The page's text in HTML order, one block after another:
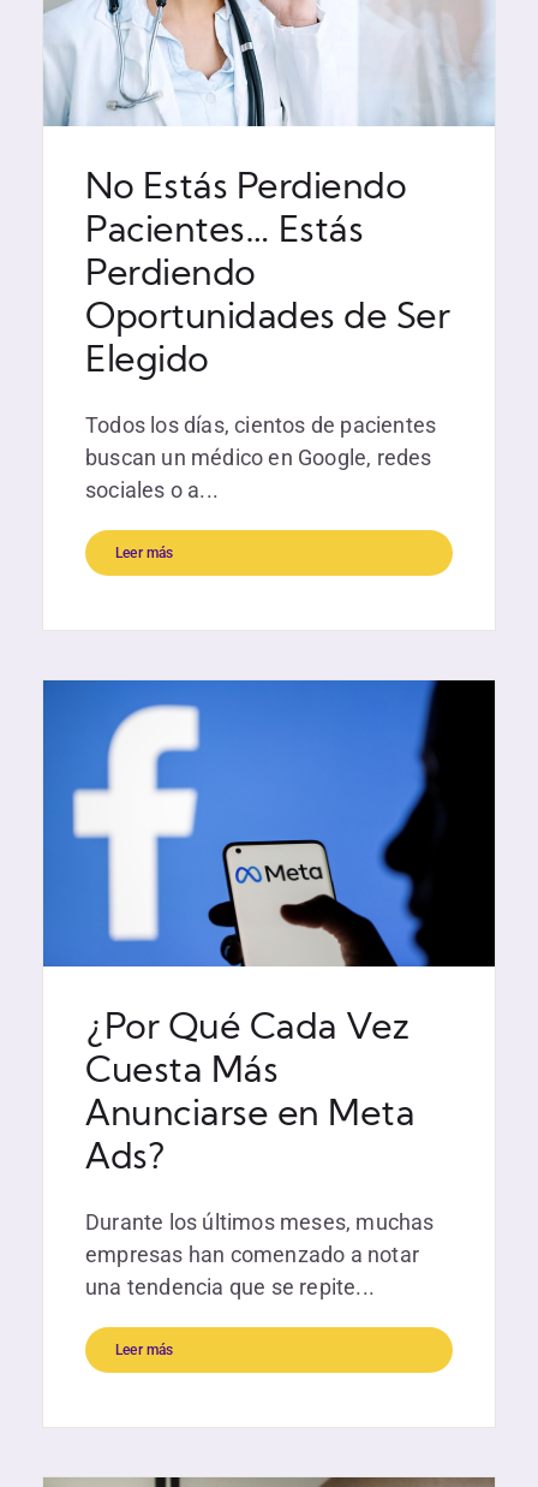
No Estás Perdiendo
Pacientes… Estás
Perdiendo
Oportunidades de Ser
Elegido
Todos los días, cientos de pacientes
buscan un médico en Google, redes
sociales o a...
Leer más
¿Por Qué Cada Vez
Cuesta Más
Anunciarse en Meta
Ads?
Durante los últimos meses, muchas
empresas han comenzado a notar
una tendencia que se repite...
Leer más